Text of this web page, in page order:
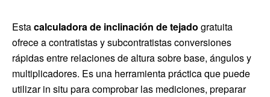
Estacalculadora de inclinación de tejado gratuita
ofrece a contratistas y subcontratistas conversiones
rápidas entre relaciones de altura sobre base, ángulos y
multiplicadores. Es una herramienta práctica que puede
utilizar in situ para comprobar las mediciones, preparar